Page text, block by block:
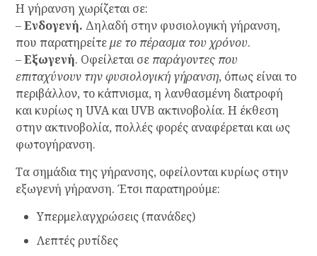
Η γήρανση χωρίζεται σε:
–Ενδογενή. Δηλαδή στην φυσιολογική γήρανση,
που παρατηρείτεμε το πέρασμα του χρόνου.
–Εξωγενή. Οφείλεται σε παράγοντες που
επιταχύνουν την φυσιολογική γήρανση, όπως είναι το
περιβάλλον, το κάπνισμα, η λανθασμένη διατροφή
και κυρίως η UVA και UVB ακτινοβολία. Η έκθεση
στην ακτινοβολία, πολλές φορές αναφέρεται και ως
φωτογήρανση.
Τα σημάδια της γήρανσης, οφείλονται κυρίως στην
εξωγενή γήρανση. Έτσι παρατηρούμε:
Υπερμελαγχρώσεις (πανάδες)
Λεπτές ρυτίδες